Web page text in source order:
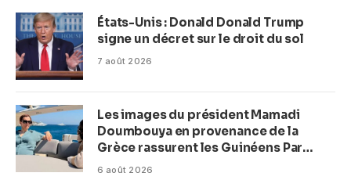
États-Unis : Donald Donald Trump
signe un décret sur le droit du sol
7 août 2026
Les images du président Mamadi
Doumbouya en provenance de la
Grèce rassurent les Guinéens Par
(Macka Baldé)
6 août 2026